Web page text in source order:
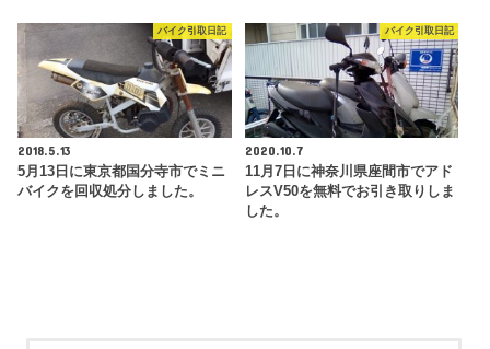
バイク引取日記
2018.5.13
5月13日に東京都国分寺市でミニ
バイクを回収処分しました。
バイク引取日記
2020.10.7
11月7日に神奈川県座間市でアド
レスV50を無料でお引き取りしま
した。